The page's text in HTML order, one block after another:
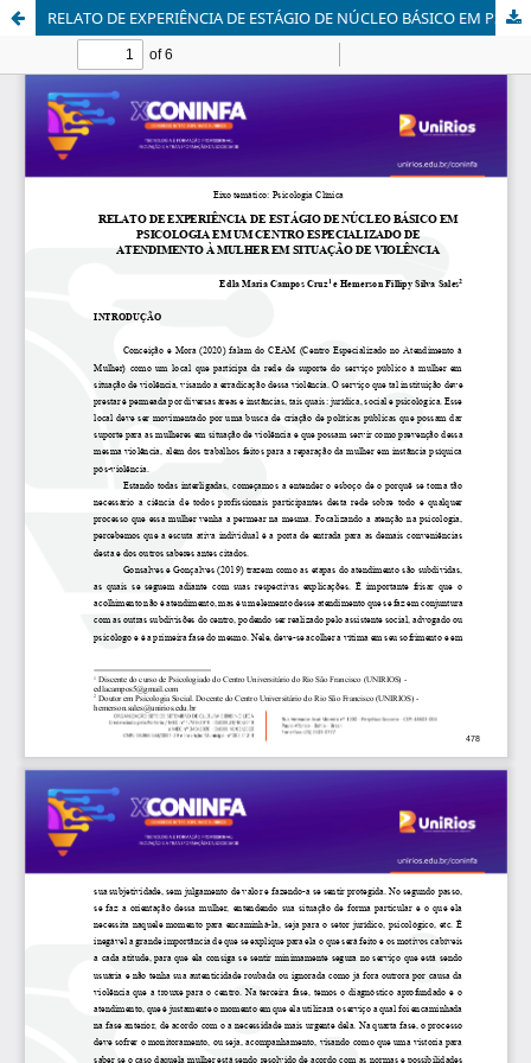
RELATO DE EXPERIÊNCIA DE ESTÁGIO DE NÚCLEO BÁSICO EM PSICOLOGIA EM UM CENTRO ESPECIALIZADO DE ATENDIMENTO À MULHER EM SITUAÇÃO DE VIOLÊNCIA